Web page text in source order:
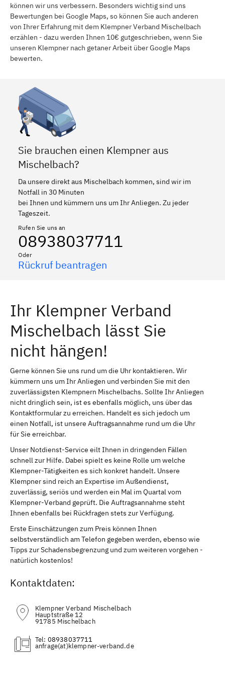
können wir uns verbessern. Besonders wichtig sind uns
Bewertungen bei Google Maps, so können Sie auch anderen
von Ihrer Erfahrung mit dem Klempner Verband Mischelbach
erzählen - dazu werden Ihnen 10€ gutgeschrieben, wenn Sie
unseren Klempner nach getaner Arbeit über Google Maps
bewerten.
Sie brauchen einen Klempner aus
Mischelbach?
Da unsere direkt aus Mischelbach kommen, sind wir im
Notfall in 30 Minuten
bei Ihnen und kümmern uns um Ihr Anliegen. Zu jeder
Tageszeit.
Rufen Sie uns an
08938037711
Oder
Rückruf beantragen
Ihr Klempner Verband
Mischelbach lässt Sie
nicht hängen!
Gerne können Sie uns rund um die Uhr kontaktieren. Wir
kümmern uns um Ihr Anliegen und verbinden Sie mit den
zuverlässigsten Klempnern Mischelbachs. Sollte Ihr Anliegen
nicht dringlich sein, ist es ebenfalls möglich, uns über das
Kontaktformular zu erreichen. Handelt es sich jedoch um
einen Notfall, ist unsere Auftragsannahme rund um die Uhr
für Sie erreichbar.
Unser Notdienst-Service eilt Ihnen in dringenden Fällen
schnell zur Hilfe. Dabei spielt es keine Rolle um welche
Klempner-Tätigkeiten es sich konkret handelt. Unsere
Klempner sind reich an Expertise im Außendienst,
zuverlässig, seriös und werden ein Mal im Quartal vom
Klempner-Verband geprüft. Die Auftragsannahme steht
Ihnen ebenfalls bei Rückfragen stets zur Verfügung.
Erste Einschätzungen zum Preis können Ihnen
selbstverständlich am Telefon gegeben werden, ebenso wie
Tipps zur Schadensbegrenzung und zum weiteren vorgehen -
natürlich kostenlos!
Kontaktdaten:
Klempner Verband Mischelbach
Hauptstraße 12
91785 Mischelbach
Tel: 08938037711
(at)